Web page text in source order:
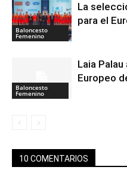
Baloncesto
Femenino
La
para el
Baloncesto
Femenino
Laia
Europeo
10 COMENTARIOS